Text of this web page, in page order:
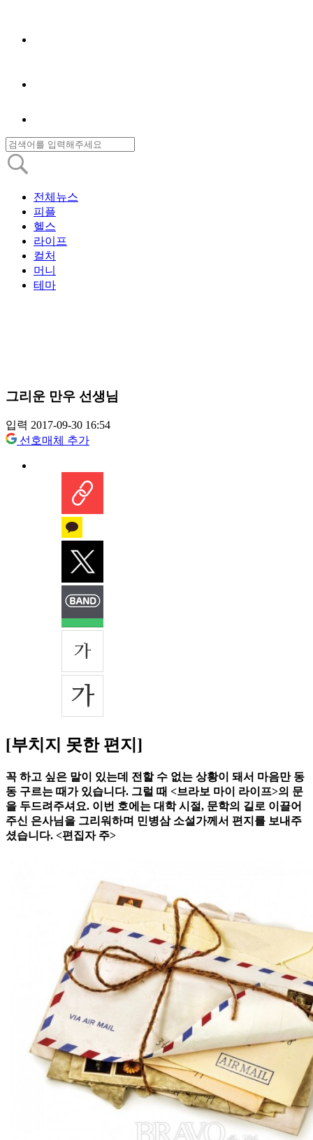
전체뉴스
피플
헬스
라이프
컬처
머니
테마
그리운 만우 선생님
입력 2017-09-30 16:54
선호매체 추가
[부치지 못한 편지]
꼭 하고 싶은 말이 있는데 전할 수 없는 상황이 돼서 마음만 동
동 구르는 때가 있습니다. 그럴 때 <브라보 마이 라이프>의 문
을 두드려주셔요. 이번 호에는 대학 시절, 문학의 길로 이끌어
주신 은사님을 그리워하며 민병삼 소설가께서 편지를 보내주
셨습니다. <편집자 주>